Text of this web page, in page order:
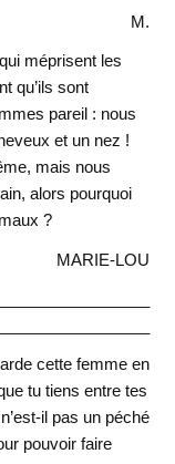
M.
méprisent les
qu’ils sont
pareil : nous
et un nez !
mais nous
alors pourquoi
?
MARIE-LOU
cette femme en
tu tiens entre tes
il pas un péché
pouvoir faire